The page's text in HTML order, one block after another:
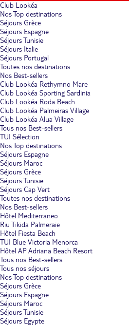
Club Lookéa
Nos Top destinations
Séjours Grèce
Séjours Espagne
Séjours Tunisie
Séjours Italie
Séjours Portugal
Toutes nos destinations
Nos Best-sellers
Club Lookéa Rethymno Mare
Club Lookéa Sporting Sardinia
Club Lookéa Roda Beach
Club Lookéa Palmeiras Village
Club Lookéa Alua Village
Tous nos Best-sellers
TUI Sélection
Nos Top destinations
Séjours Espagne
Séjours Maroc
Séjours Grèce
Séjours Tunisie
Séjours Cap Vert
Toutes nos destinations
Nos Best-sellers
Hôtel Mediterraneo
Riu Tikida Palmeraie
Hôtel Fiesta Beach
TUI Blue Victoria Menorca
Hôtel AP Adriana Beach Resort
Tous nos Best-sellers
Tous nos séjours
Nos Top destinations
Séjours Grèce
Séjours Espagne
Séjours Maroc
Séjours Tunisie
Séjours Egypte